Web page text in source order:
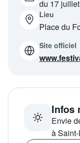
Avantages fidélité
du 17
Lieu
Place du
Site officiel
Infos
Envie
à